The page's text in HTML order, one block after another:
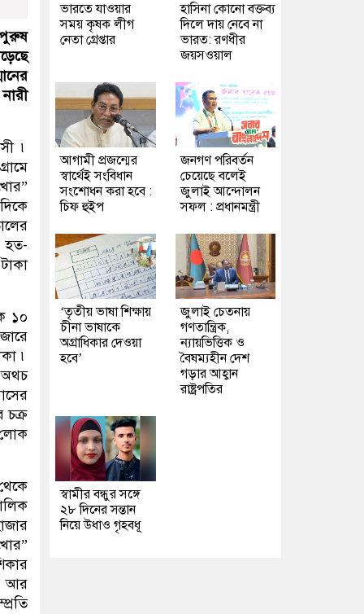
পুরুষ
৷
হত-
১০
৷
অথচ
চক্র
লোক
আর
ভারতে যাওয়ার
সময় কৃষক লীগ
নেতা গ্রেপ্তার
হাসিনা কোনো বক্তব্য
দিলে দায় নেবে না
ভারত: রণধীর
জয়সওয়াল
আগামী প্রজন্মের
স্বার্থেই সংবিধান
সংশোধন করা হবে :
চিফ হুইপ
জনগণ পরিবর্তন
চেয়েছে বলেই
জুলাই আন্দোলন
সফল : প্রধানমন্ত্রী
‘তৃতীয় ভাষা শিক্ষায়
চীনা ভাষাকে
অগ্রাধিকার দেওয়া
হবে’
জুলাই চেতনায়
গণতান্ত্রিক,
ন্যায়ভিত্তিক ও
বৈষম্যহীন দেশ
গড়ার আহ্বান
রাষ্ট্রপতির
স্বামীর বন্ধুর সঙ্গে
২৮ দিনের সন্তান
নিয়ে উধাও গৃহবধূ